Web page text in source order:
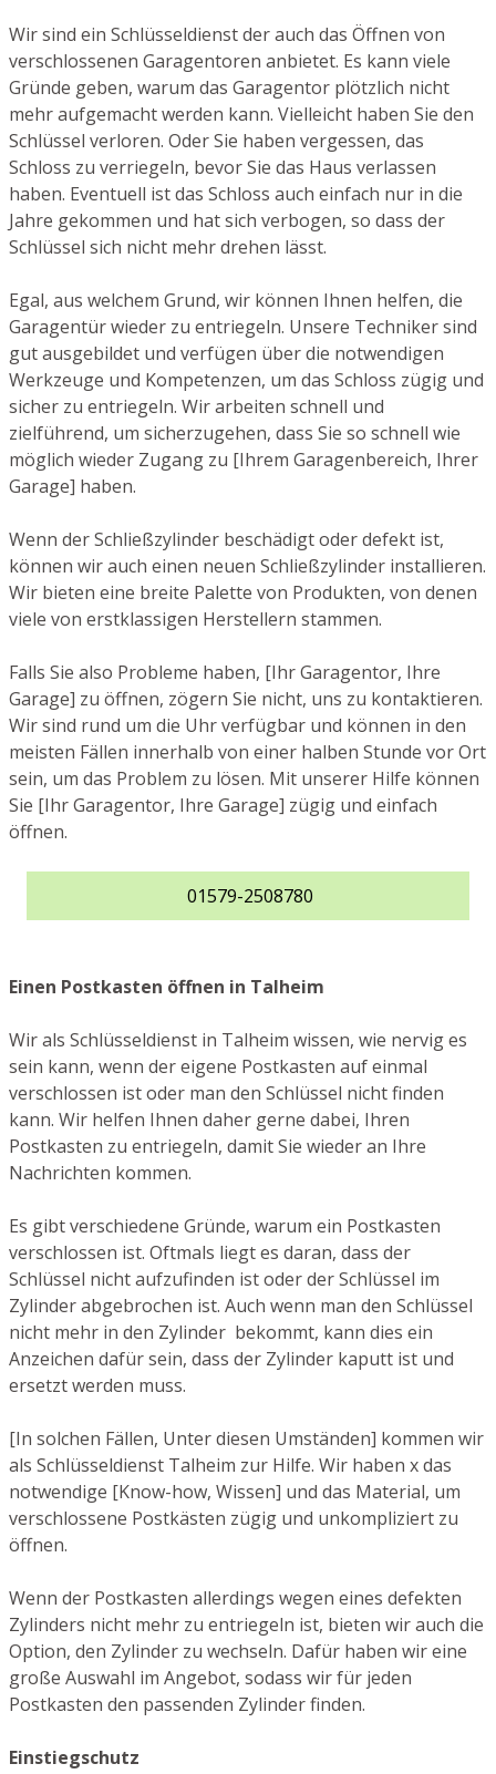
Wir sind ein Schlüsseldienst der auch das Öffnen von
verschlossenen Garagentoren anbietet. Es kann viele
Gründe geben, warum das Garagentor plötzlich nicht
mehr aufgemacht werden kann. Vielleicht haben Sie den
Schlüssel verloren. Oder Sie haben vergessen, das
Schloss zu verriegeln, bevor Sie das Haus verlassen
haben. Eventuell ist das Schloss auch einfach nur in die
Jahre gekommen und hat sich verbogen, so dass der
Schlüssel sich nicht mehr drehen lässt.
Egal, aus welchem Grund, wir können Ihnen helfen, die
Garagentür wieder zu entriegeln. Unsere Techniker sind
gut ausgebildet und verfügen über die notwendigen
Werkzeuge und Kompetenzen, um das Schloss zügig und
sicher zu entriegeln. Wir arbeiten schnell und
zielführend, um sicherzugehen, dass Sie so schnell wie
möglich wieder Zugang zu [Ihrem Garagenbereich, Ihrer
Garage] haben.
Wenn der Schließzylinder beschädigt oder defekt ist,
können wir auch einen neuen Schließzylinder installieren.
Wir bieten eine breite Palette von Produkten, von denen
viele von erstklassigen Herstellern stammen.
Falls Sie also Probleme haben, [Ihr Garagentor, Ihre
Garage] zu öffnen, zögern Sie nicht, uns zu kontaktieren.
Wir sind rund um die Uhr verfügbar und können in den
meisten Fällen innerhalb von einer halben Stunde vor Ort
sein, um das Problem zu lösen. Mit unserer Hilfe können
Sie [Ihr Garagentor, Ihre Garage] zügig und einfach
öffnen.
01579-2508780
Einen Postkasten öffnen in Talheim
Wir als Schlüsseldienst in Talheim wissen, wie nervig es
sein kann, wenn der eigene Postkasten auf einmal
verschlossen ist oder man den Schlüssel nicht finden
kann. Wir helfen Ihnen daher gerne dabei, Ihren
Postkasten zu entriegeln, damit Sie wieder an Ihre
Nachrichten kommen.
Es gibt verschiedene Gründe, warum ein Postkasten
verschlossen ist. Oftmals liegt es daran, dass der
Schlüssel nicht aufzufinden ist oder der Schlüssel im
Zylinder abgebrochen ist. Auch wenn man den Schlüssel
nicht mehr in den Zylinder bekommt, kann dies ein
Anzeichen dafür sein, dass der Zylinder kaputt ist und
ersetzt werden muss.
[In solchen Fällen, Unter diesen Umständen] kommen wir
als Schlüsseldienst Talheim zur Hilfe. Wir haben x das
notwendige [Know-how, Wissen] und das Material, um
verschlossene Postkästen zügig und unkompliziert zu
öffnen.
Wenn der Postkasten allerdings wegen eines defekten
Zylinders nicht mehr zu entriegeln ist, bieten wir auch die
Option, den Zylinder zu wechseln. Dafür haben wir eine
große Auswahl im Angebot, sodass wir für jeden
Postkasten den passenden Zylinder finden.
Einstiegschutz